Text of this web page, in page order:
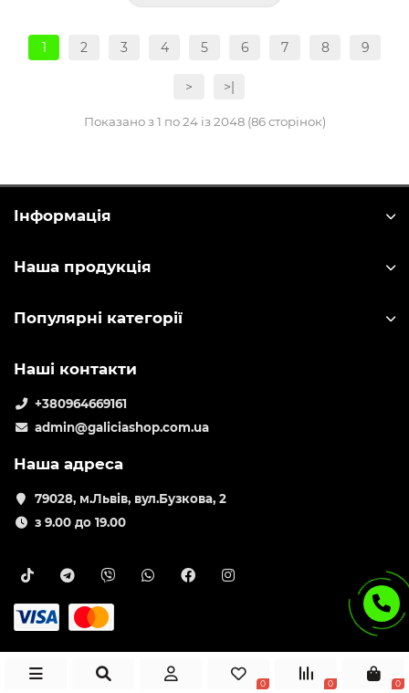
1 2 3 4 5 6 7 8 9
> >|
Показано з 1 по 24 із 2048 (86 сторінок)
Інформація
Наша продукція
Популярні категорії
Наші контакти
+380964669161
admin@galiciashop.com.ua
Наша адреса
79028, м.Львів, вул.Бузкова, 2
з 9.00 до 19.00
0 0 0